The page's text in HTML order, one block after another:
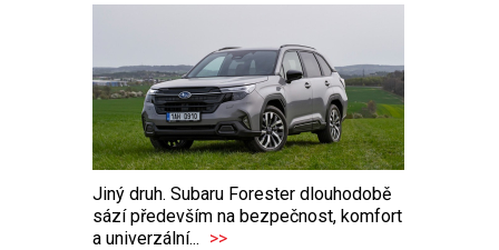
Jiný druh. Subaru Forester dlouhodobě
sází především na bezpečnost, komfort
a univerzální... >>